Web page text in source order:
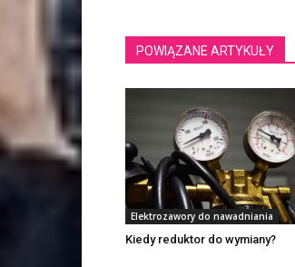
POWIĄZANE ARTYKUŁY
Elektrozawory do nawadniania
Kiedy reduktor do wymiany?